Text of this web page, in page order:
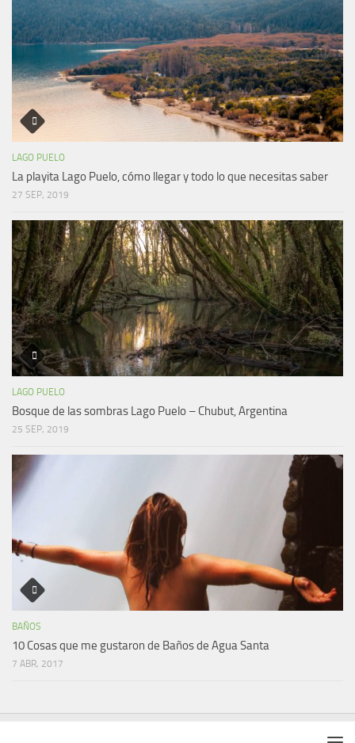
LAGO PUELO
La playita Lago Puelo, cómo llegar y todo lo que necesitas saber
27 SEP, 2019
LAGO PUELO
Bosque de las sombras Lago Puelo – Chubut, Argentina
25 SEP, 2019
BAÑOS
10 Cosas que me gustaron de Baños de Agua Santa
7 ABR, 2017